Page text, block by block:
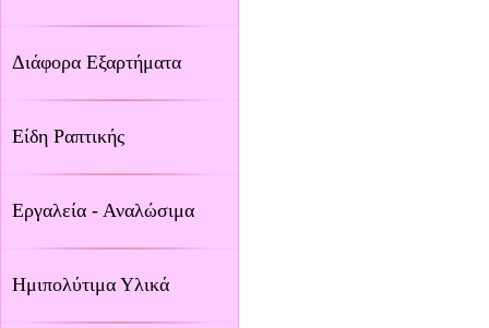
Διάφορα Εξαρτήματα
Είδη Ραπτικής
Εργαλεία - Αναλώσιμα
Ημιπολύτιμα Υλικά